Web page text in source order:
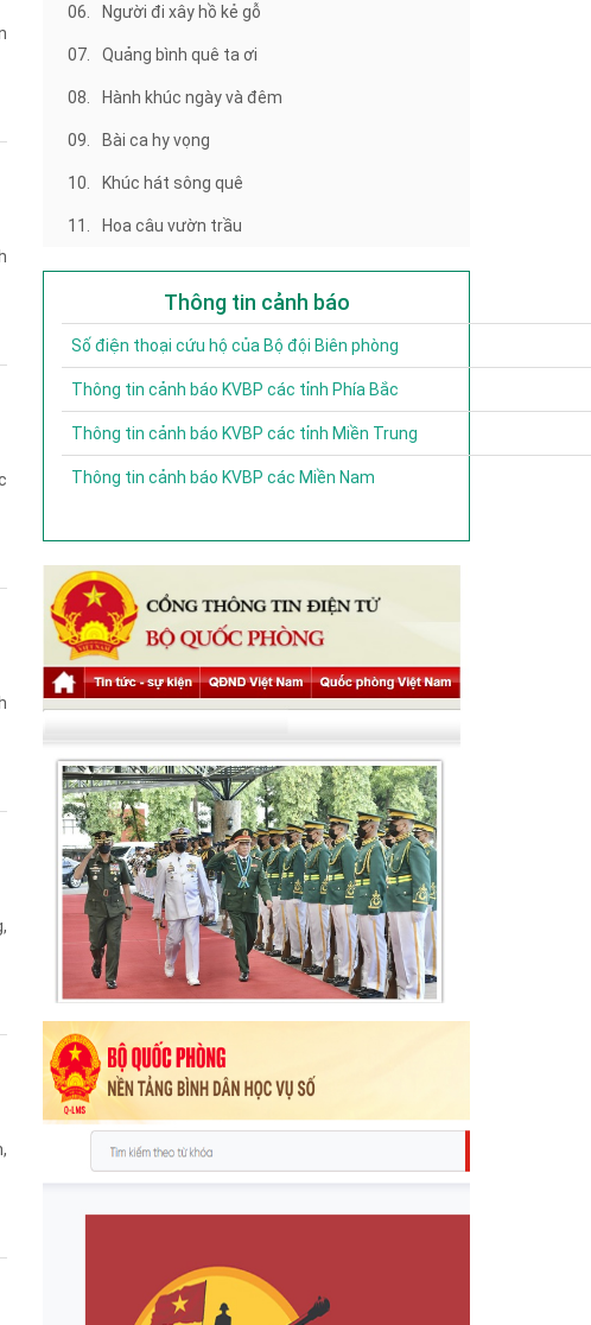
06. Người đi xây hồ kẻ gỗ
07. Quảng bình quê ta ơi
08. Hành khúc ngày và đêm
09. Bài ca hy vọng
10. Khúc hát sông quê
11. Hoa câu vườn trầu
Thông tin cảnh báo
Số điện thoại cứu hộ của Bộ đội Biên phòng
Thông tin cảnh báo KVBP các tỉnh Phía Bắc
Thông tin cảnh báo KVBP các tỉnh Miền Trung
Thông tin cảnh báo KVBP các Miền Nam